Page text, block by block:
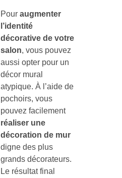
Pouraugmenter
l’identité
décorative de votre
salon, vous pouvez
aussi opter pour un
décor mural
atypique. À l’aide de
pochoirs, vous
pouvez facilement
réaliser une
décoration de mur
digne des plus
grands décorateurs.
Le résultat final